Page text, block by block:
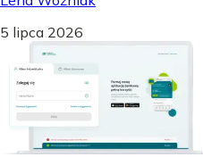
5 lipca 2026